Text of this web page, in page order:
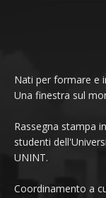
Nati per formare e
Una finestra sul
Rassegna stampa
studenti
UNINT.
Coordinamento a